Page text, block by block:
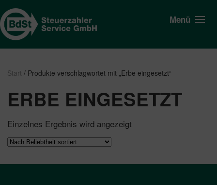
Menü
Start / Produkte verschlagwortet mit „Erbe eingesetzt“
ERBE EINGESETZT
Einzelnes Ergebnis wird angezeigt